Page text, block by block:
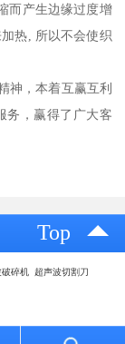
而产生边缘过度增
热, 所以不会使织
神，本着互赢互利
务，赢得了广大客
Top
碎机 超声波切割刀